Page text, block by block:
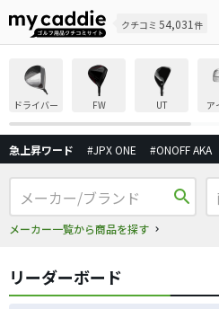
クチコミ 54,031 件
ドライバー FW UT ア
急上昇ワード #JPX ONE #ONOFF AKA
search
メーカー一覧から商品を探す
リーダーボード